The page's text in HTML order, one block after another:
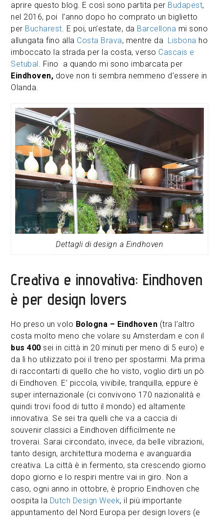
aprire questo blog. E così sono partita per Budapest,
nel 2016, poi l’anno dopo ho comprato un biglietto
per Bucharest. E poi, un’estate, da Barcellona mi sono
allungata fino alla Costa Brava, mentre da Lisbona ho
imboccato la strada per la costa, verso Cascais e
Setubal . Fino a quando mi sono imbarcata per
Eindhoven, dove non ti sembra nemmeno d’essere in
Olanda.
Dettagli di design a Eindhoven
Creativa e innovativa: Eindhoven
è per design lovers
Ho preso un volo Bologna – Eindhoven (tra l’altro
costa molto meno che volare su Amsterdam e con il
bus 400 sei in città in 20 minuti per meno di 5 euro) e
da lì ho utilizzato poi il treno per spostarmi. Ma prima
di raccontarti di quello che ho visto, voglio dirti un pò
di Eindhoven. E’ piccola, vivibile, tranquilla, eppure è
super internazionale (ci convivono 170 nazionalità e
quindi trovi food di tutto il mondo) ed altamente
innovativa. Se sei tra quelli che va a caccia di
souvenir classici a Eindhoven difficilmente ne
troverai. Sarai circondato, invece, da belle vibrazioni,
tanto design, architettura moderna e avanguardia
creativa. La città è in fermento, sta crescendo giorno
dopo giorno e lo respiri mentre vai in giro. Non a
caso, ogni anno in ottobre, è proprio Eindhoven che
oospita la Dutch Design Week, il più importante
appuntamento del Nord Europa per design lovers (e